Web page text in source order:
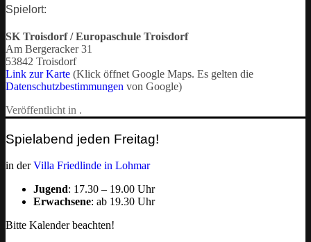
Spielort:
SK Troisdorf / Europaschule Troisdorf
Am Bergeracker 31
53842 Troisdorf
Link zur Karte (Klick öffnet Google Maps. Es gelten die
Datenschutzbestimmungen von Google)
Veröffentlicht in .
Spielabend jeden Freitag!
in derVilla Friedlinde in Lohmar
Jugend: 17.30 – 19.00 Uhr
Erwachsene: ab 19.30 Uhr
Bitte Kalender beachten!